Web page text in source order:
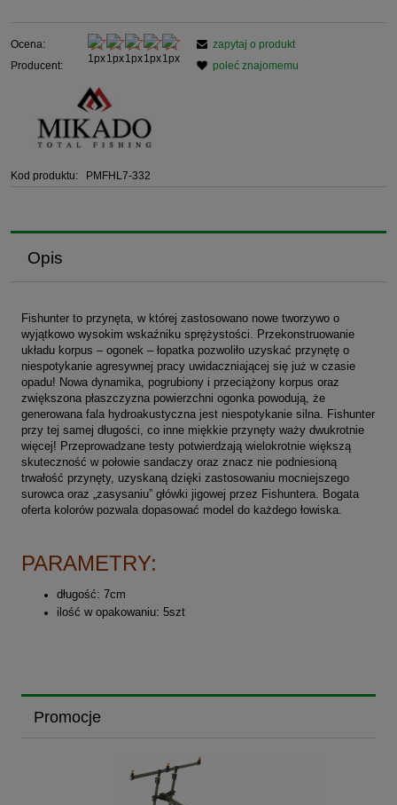
Ocena:
Producent:
Kod produktu: PMFHL7-332
zapytaj o produkt
poleć znajomemu
Opis
Fishunter to przynęta, w której zastosowano nowe tworzywo o
wyjątkowo wysokim wskaźniku sprężystości. Przekonstruowanie
układu korpus – ogonek – łopatka pozwoliło uzyskać przynętę o
niespotykanie agresywnej pracy uwidaczniającej się już w czasie
opadu! Nowa dynamika, pogrubiony i przeciążony korpus oraz
zwiększona płaszczyzna powierzchni ogonka powodują, że
generowana fala hydroakustyczna jest niespotykanie silna. Fishunter
przy tej samej długości, co inne miękkie przynęty waży dwukrotnie
więcej! Przeprowadzane testy potwierdzają wielokrotnie większą
skuteczność w połowie sandaczy oraz znacz nie podniesioną
trwałość przynęty, uzyskaną dzięki zastosowaniu mocniejszego
surowca oraz „zasysaniu” główki jigowej przez Fishuntera. Bogata
oferta kolorów pozwala dopasować model do każdego łowiska.
PARAMETRY:
długość: 7cm
ilość w opakowaniu: 5szt
Promocje